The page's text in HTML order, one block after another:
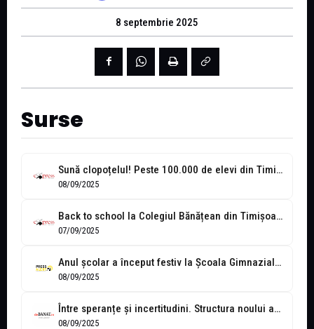
8 septembrie 2025
Surse
Sună clopoțelul! Peste 100.000 de elevi din Timiș, din nou în bănci
08/09/2025
Back to school la Colegiul Bănățean din Timișoara, un altfel de start...
07/09/2025
Anul școlar a început festiv la Școala Gimnazială Nr. 7 din Timișoara...
08/09/2025
Între speranțe și incertitudini. Structura noului an școlar și mesajul ISJ Timiș
08/09/2025